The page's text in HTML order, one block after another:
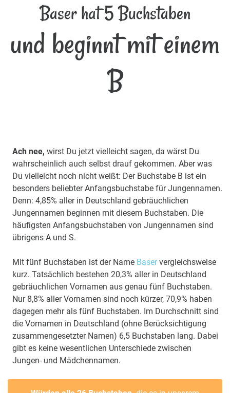
Baser hat 5 Buchstaben
und beginnt mit einem
B
Ach nee, wirst Du jetzt vielleicht sagen, da wärst Du
wahrscheinlich auch selbst drauf gekommen. Aber was
Du vielleicht noch nicht weißt: Der Buchstabe B ist ein
besonders beliebter Anfangsbuchstabe für Jungennamen.
Denn: 4,85% aller in Deutschland gebräuchlichen
Jungennamen beginnen mit diesem Buchstaben. Die
häufigsten Anfangsbuchstaben von Jungennamen sind
übrigens A und S.
Mit fünf Buchstaben ist der Name Baservergleichsweise
kurz. Tatsächlich bestehen 20,3% aller in Deutschland
gebräuchlichen Vornamen aus genau fünf Buchstaben.
Nur 8,8% aller Vornamen sind noch kürzer, 70,9% haben
dagegen mehr als fünf Buchstaben. Im Durchschnitt sind
die Vornamen in Deutschland (ohne Berücksichtigung
zusammengesetzter Namen) 6,5 Buchstaben lang. Dabei
gibt es keine wesentlichen Unterschiede zwischen
Jungen- und Mädchennamen.